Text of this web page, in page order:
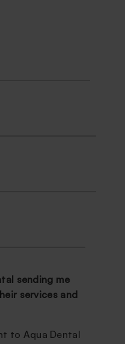
sending me
services and
to Aqua Dental